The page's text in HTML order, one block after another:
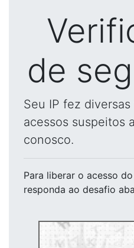
de
Seu IP fez
acessos suspeitos
conosco.
Para liberar o acesso
responda ao desafio